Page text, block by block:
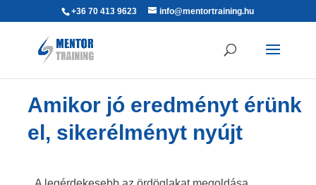
+36 70 413 9623 info@mentortraining.hu
Amikor jó eredményt érünk
el, sikerélményt nyújt